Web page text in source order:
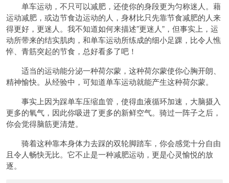
单车运动，不只可以减肥，还使你的身段更为匀称迷人。藉
运动减肥，或边节食边运动的人，身材比只先靠节食减肥的人来
得更好，更迷人。我不知道如何来描述”更迷人”，但事实上，运
动所带来的结实肌肉，和单车运动所练成的细小足踝，比令人憔
悴、青筋突起的节食，总好看多了吧！
适当的运动能分泌一种荷尔蒙，这种荷尔蒙使你心胸开朗、
精神愉快。从经验中，可知道单车运动就能产生这种荷尔蒙。
事实上因为踩单车压缩血管，使得血液循环加速，大脑摄入
更多的氧气，因此你吸进了更多的新鲜空气。骑过一阵子之后，
你会觉得脑筋更清楚。
骑着这种靠本身体力去踩的双轮脚踏车，你会感觉十分自由
且令人畅快无比。它不止是一种减肥运动，更是心灵愉悦的放
逐。